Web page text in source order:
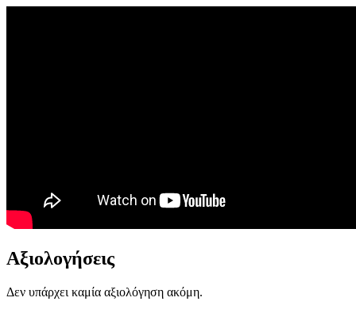
Αξιολογήσεις
Δεν υπάρχει καμία αξιολόγηση ακόμη.